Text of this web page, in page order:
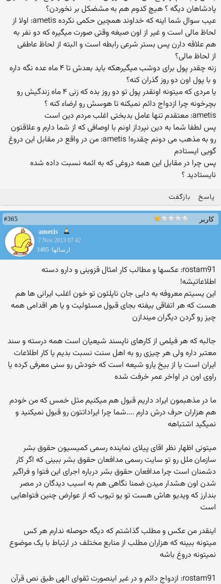
پادشاهان دیگه ؟ هیچ کدوم هم به مشضکل بر نخوردن؟
عیب سوال شما اینه که خداوند همچین حکمی نکرده ametis: اولا از
لحاظ مالی است و غیر از اون صیغه وقتی صورت میگیره که دو نفر به
هم علاقه دارن پس بستر شرعی رابطه است و البته از لحاظ عاطفی
از لحاظ مالی؟
زنه چقدر پول برای دوشب میگیرهکه باید بعدش تا ۴ ماه عده نگه داره
و با پول اون دو روز گذران کنه؟
یا مردی که میتونه اونقدر پول تو دو روز بده که زنی ۴ ماه زندگیش رو
بچرخونه چرا ازدواج دائم نمیکنه تا هوسش رو ارضاء کنه ؟
ametis: معتقدم تنها عامل بدبختی اغلب مردم دین است
پس لطفا شما به دین نپرداز اونم با اوصافی که از شما دارم و علاقتون
رو به مذهب می دونم چقدره! ametis: من در واقع در مقابل این دروغ
گویی ایستادم
پس چرا در مقابل این همه دروغی که به ائمه نسبت داده شده
نایستادید ؟
پاسخ بازگفت
کاربر
#365
ametis
7 Nov 2013 07:42
ارسالها: 1495
rostam91: عکسها و مطالب کار امثال قزوینی و دارو دسته
اطلاعاتیشه!
این یسیتم معروفه به دایی جان ناپلئون تو خون اغلب ایرانی ها هم
هست که هر اتفاقی بیفته بجای قبول مسئولیت و یا هر اقدامی همه
چیز رو گردن دیگران میندازن
جالبه که هر فیلمی از کارهای ناپسند شیعیان است همه درسته و سند
معتبر داره ولی هر چیزی رو به اهل سنت نسبت بدیم یا کار اطلاعات
ایران است یا از بیخ یارو شیعه است که خودش رو سنی معرفی کرده یا
راوی اون در اواخر عمر خرفت شده
ما در مذهبمون ایراد داریم قبول هم میکنیم مثل خمس که من خودم
هم هزاران حرف درش دارم ....شما چرا ایراداتتون رو قبول نمیکنید و
نمیگید اشتباهه
میتونی اظهار نظر اقای پیلای نماینده رسمی کمیسیون حقوق بشر
سازمان ملل رو تو سایت رسمی مدافعان حقوق بشر ببینی که اگر کار
دشمنان است چرا مدافعان حقوق بشر درباره اجرای این فتوا و فراگیر
شدن اون هشدار میدن ضمنا نگاهی هم به اسیب دیدگان در مصر
بندارز که ویدیو هاش هست تو یو تیوب که از عوارض چنین فتواهایی
است
اینقدر من عکس و مطلب گذاشتم که دیگه حوصله ندارم هر کس
میتونه ببینه که هزاران مطلب از منابع مختلف در ارتباط با یک موضوع
نمیتونه دروغ باشه
rostam91: ازدواج دائم و در غیر اینصورت ثقوای الهی طبق نص قرآن